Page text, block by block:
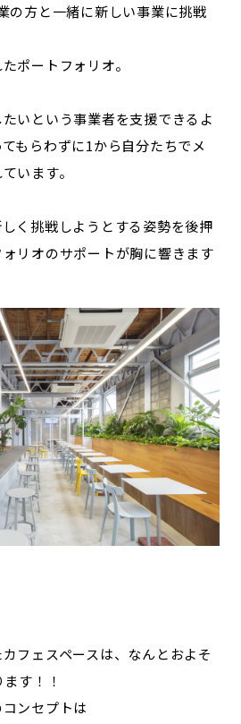
の方と一緒に新しい事業に挑戦
ポートフォリオ。
いという事業者を支援できるよ
もらわずに1から自分たちでメ
います。
く挑戦しようとする姿勢を後押
リオのサポートが胸に響きます
フェスペースは、なんとおよそ
す！！
ンセプトは